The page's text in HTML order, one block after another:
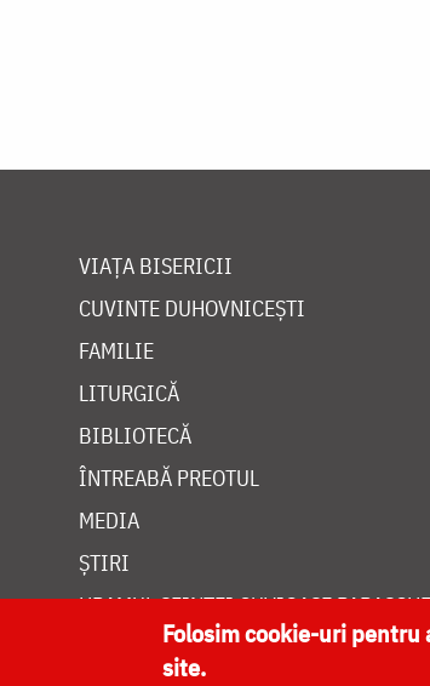
VIAȚA BISERICII
CUVINTE DUHOVNICEȘTI
FAMILIE
LITURGICĂ
BIBLIOTECĂ
ÎNTREABĂ PREOTUL
MEDIA
ȘTIRI
HRAMUL SFINTEI CUVIOASE
Folosim cookie-uri
site.